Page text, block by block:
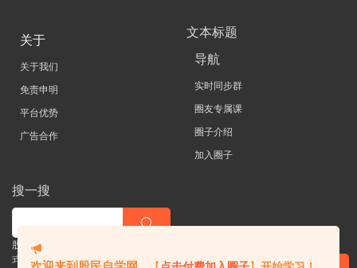
关于
关于我们
免责申明
平台优势
广告合作
文本标题
导航
实时同步群
圈友专属课
圈子介绍
加入圈子
搜一搜
股票 |直播| 外汇| 期货 |金融理财一站
式学习平台